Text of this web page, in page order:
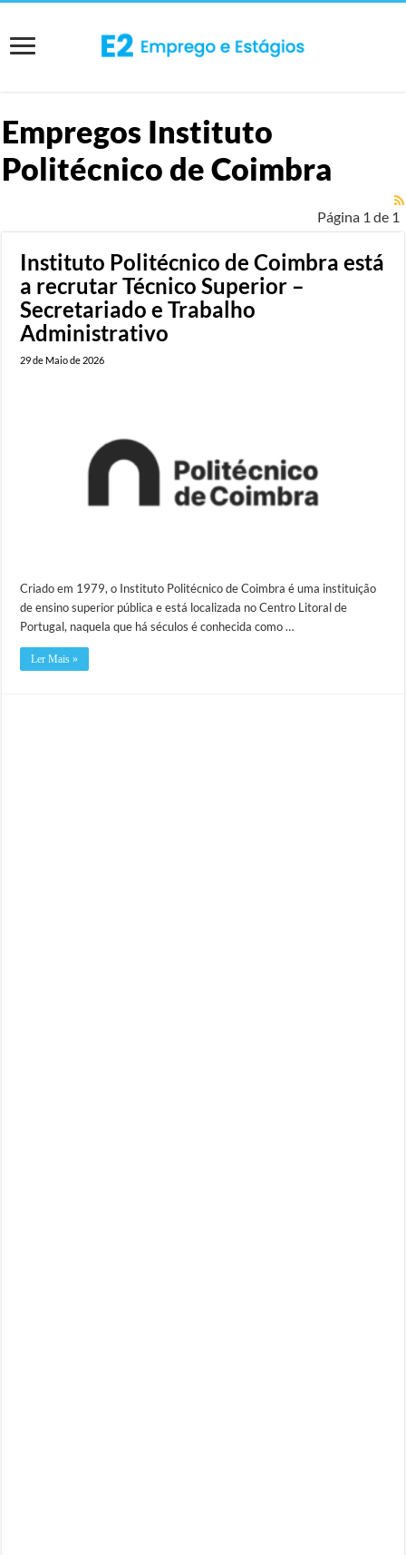
Empregos Instituto
Politécnico de Coimbra
Página 1 de 1
Instituto Politécnico de Coimbra está
a recrutar Técnico Superior –
Secretariado e Trabalho
Administrativo
29 de Maio de 2026
Criado em 1979, o Instituto Politécnico de Coimbra é uma instituição
de ensino superior pública e está localizada no Centro Litoral de
Portugal, naquela que há séculos é conhecida como …
Ler Mais »